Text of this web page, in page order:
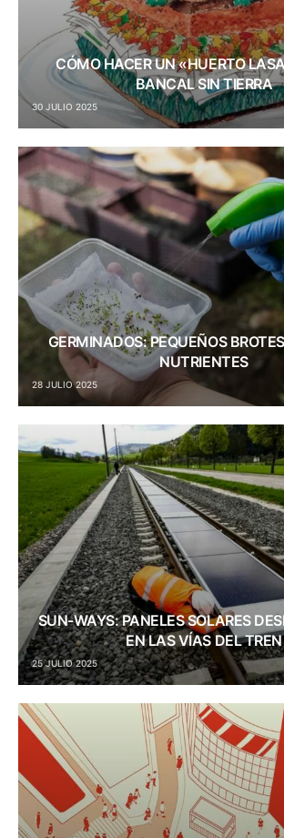
CÓMO HACER UN «HUERTO
BANCAL SIN TIERRA
30 JULIO 2025
GERMINADOS: PEQUEÑOS
NUTRIENTES
28 JULIO 2025
SUN-WAYS: PANELES SOLARES
EN LAS VÍAS DEL TREN
25 JULIO 2025